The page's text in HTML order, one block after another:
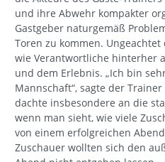
und ihre Abwehr kompakter
Gastgeber naturgemäß
Toren zu kommen.
wie Verantwortliche hinterher
und dem Erlebnis. „Ich bin
Mannschaft“, sagte der
dachte insbesondere an die
wenn man sieht, wie viele
von einem erfolgreichen
Zuschauer wollten sich den